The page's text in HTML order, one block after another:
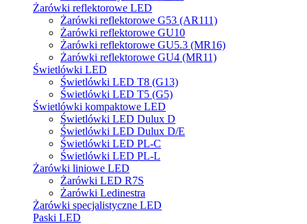
Żarówki reflektorowe LED
Żarówki reflektorowe G53 (AR111)
Żarówki reflektorowe GU10
Żarówki reflektorowe GU5.3 (MR16)
Żarówki reflektorowe GU4 (MR11)
Świetlówki LED
Świetlówki LED T8 (G13)
Świetlówki LED T5 (G5)
Świetlówki kompaktowe LED
Świetlówki LED Dulux D
Świetlówki LED Dulux D/E
Świetlówki LED PL-C
Świetlówki LED PL-L
Żarówki liniowe LED
Żarówki LED R7S
Żarówki Ledinestra
Żarówki specjalistyczne LED
Paski LED